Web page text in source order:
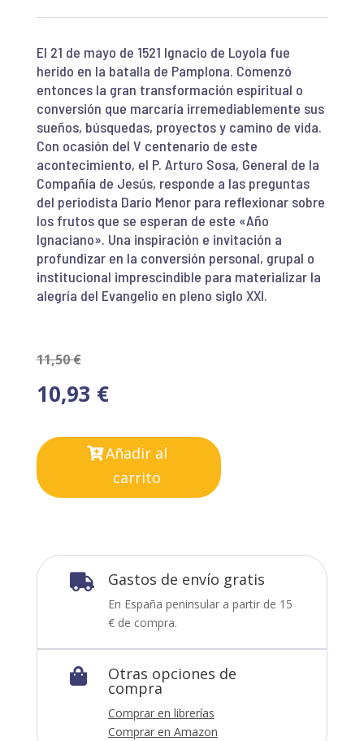
El 21 de mayo de 1521 Ignacio de Loyola fue
herido en la batalla de Pamplona. Comenzó
entonces la gran transformación espiritual o
conversión que marcaría irremediablemente sus
sueños, búsquedas, proyectos y camino de vida.
Con ocasión del V centenario de este
acontecimiento, el P. Arturo Sosa, General de la
Compañía de Jesús, responde a las preguntas
del periodista Darío Menor para reflexionar sobre
los frutos que se esperan de este «Año
Ignaciano». Una inspiración e invitación a
profundizar en la conversión personal, grupal o
institucional imprescindible para materializar la
alegría del Evangelio en pleno siglo XXI.
11,50€
10,93 €
Añadir al
carrito
 Gastos de envío gratis
En España peninsular a partir de 15
€ de compra.
 Otras opciones de
compra
Comprar en librerías
Comprar en Amazon